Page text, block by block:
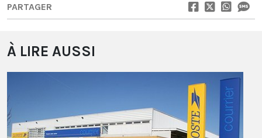
PARTAGER
À LIRE AUSSI